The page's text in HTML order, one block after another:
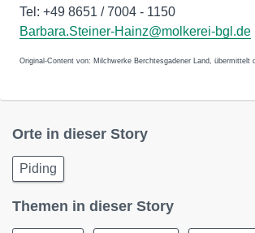
Tel: +49 8651 / 7004 - 1150
Barbara.Steiner-Hainz@molkerei-bgl.de
Original-Content von: Milchwerke Berchtesgadener Land, übermittelt
Orte in dieser Story
Piding
Themen in dieser Story